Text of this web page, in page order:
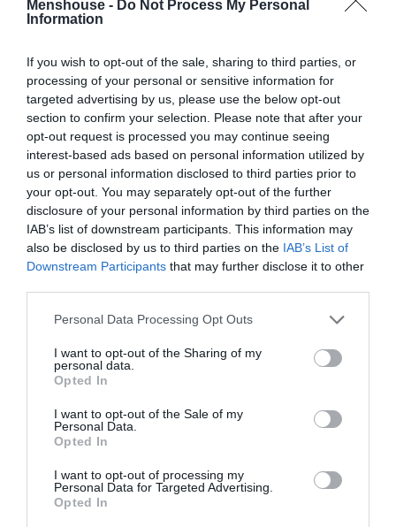
Menshouse - Do Not Process My Personal
Information
If you wish to opt-out of the sale, sharing to third parties, or
processing of your personal or sensitive information for
targeted advertising by us, please use the below opt-out
section to confirm your selection. Please note that after your
opt-out request is processed you may continue seeing
interest-based ads based on personal information utilized by
us or personal information disclosed to third parties prior to
your opt-out. You may separately opt-out of the further
disclosure of your personal information by third parties on the
IAB’s list of downstream participants. This information may
also be disclosed by us to third parties on the IAB’s List of
Downstream Participants that may further disclose it to other
Personal Data Processing Opt Outs
I want to opt-out of the Sharing of my
personal data.
Opted In
I want to opt-out of the Sale of my
Personal Data.
Opted In
I want to opt-out of processing my
Personal Data for Targeted Advertising.
Opted In
Οι δύο φετινές προτάσεις των Burger King που
εκτόξευσε την δημοτικότητα για τα γαριδάκια Cheetos,
που στο site τους έφτασαν να πωλούν μέχρι και
κοσμήματα των 20.000 δολαρίων! Η απόδειξη πως τα
γαριδάκια πάνε με τα πάντα!
Cracker Jack & Mac Dog
Αυτό το «κολασμένο» hot dog «γεννήθηκε» στο